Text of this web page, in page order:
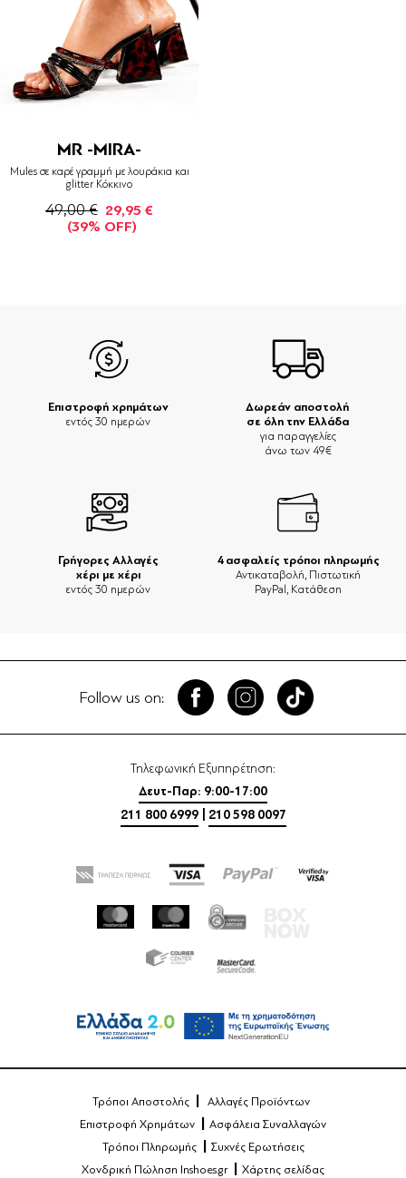
MR -MIRA-
Mules σε καρέ γραμμή με λουράκια και
glitter Κόκκινο
49,00 € 29,95 €
(39% OFF)
Δωρεάν αποστολή
σε όλη την Ελλάδα
για παραγγελίες
άνω των 49€
Επιστροφή χρημάτων
εντός 30 ημερών
Γρήγορες Αλλαγές
χέρι με χέρι
εντός 30 ημερών
4 ασφαλείς τρόποι πληρωμής
Αντικαταβολή, Πιστωτική
PayPal, Κατάθεση
Follow us on:
Τηλεφωνική Εξυπηρέτηση:
Δευτ-Παρ: 9:00-17:00
211 800 6999
210 598 0097
Τρόποι Αποστολής
Αλλαγές Προϊόντων
Επιστροφή Χρημάτων
Ασφάλεια Συναλλαγών
Τρόποι Πληρωμής
Συχνές Ερωτήσεις
Χονδρική Πώληση Inshoes.gr
Χάρτης σελίδας